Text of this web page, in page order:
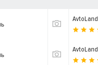
AvtoLand
AvtoLand